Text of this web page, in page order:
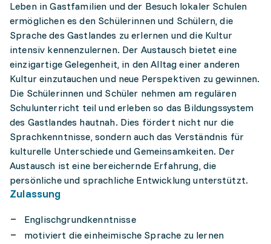
Leben in Gastfamilien und der Besuch lokaler Schulen
ermöglichen es den Schülerinnen und Schülern, die
Sprache des Gastlandes zu erlernen und die Kultur
intensiv kennenzulernen. Der Austausch bietet eine
einzigartige Gelegenheit, in den Alltag einer anderen
Kultur einzutauchen und neue Perspektiven zu gewinnen.
Die Schülerinnen und Schüler nehmen am regulären
Schulunterricht teil und erleben so das Bildungssystem
des Gastlandes hautnah. Dies fördert nicht nur die
Sprachkenntnisse, sondern auch das Verständnis für
kulturelle Unterschiede und Gemeinsamkeiten. Der
Austausch ist eine bereichernde Erfahrung, die
persönliche und sprachliche Entwicklung unterstützt.
Zulassung
Englischgrundkenntnisse
motiviert die einheimische Sprache zu lernen